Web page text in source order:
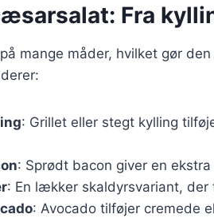
Fra
mange måder, hvilket gør
: Grillet eller stegt kylling
: Sprødt bacon giver en
: En lækker skaldyrsvariant, der
: Avocado tilføjer cremede